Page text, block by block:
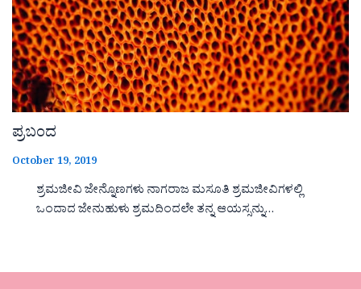
ಪ್ರಬಂದ
October 19, 2019
ಶ್ರಮಜೀವಿ ಜೇನ್ನೊಣಗಳು ನಾಗರಾಜ ಮಸೂತಿ ಶ್ರಮಜೀವಿಗಳಲ್ಲಿ
ಒಂದಾದ ಜೇನುಹುಳು ಶ್ರಮದಿಂದಲೇ ತನ್ನ ಆಯಸ್ಸನ್ನು…